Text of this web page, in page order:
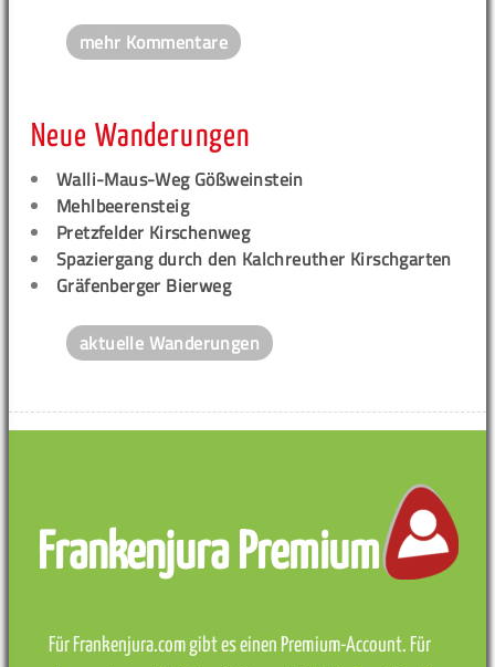
mehr Kommentare
Neue Wanderungen
Walli-Maus-Weg Gößweinstein
Mehlbeerensteig
Pretzfelder Kirschenweg
Spaziergang durch den Kalchreuther Kirschgarten
Gräfenberger Bierweg
aktuelle Wanderungen
Frankenjura Premium
Für Frankenjura.com gibt es einen Premium-Account. Für